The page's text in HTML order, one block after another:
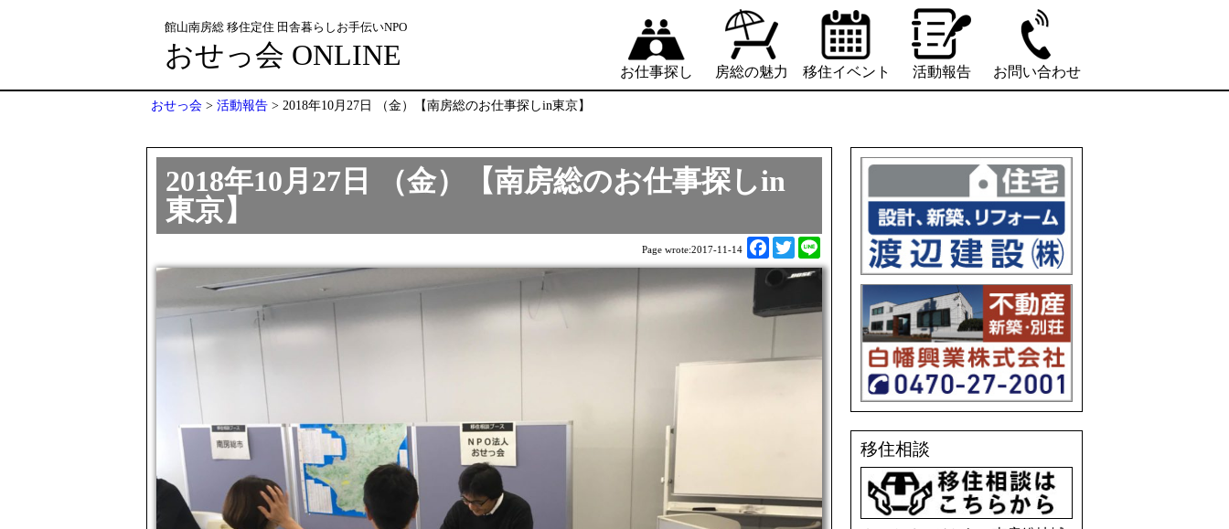
館山南房総 移住定住 田舎暮らしお手伝いNPO
おせっ会 ONLINE
お仕事探し 房総の魅力 移住イベント 活動報告 お問い合わせ
おせっ会 > 活動報告 > 2018年10月27日 （金）【南房総のお仕事探しin東京】
2018年10月27日 （金）【南房総のお仕事探しin
東京】
Page wrote:2017-11-14
F
a
e
o
T
w
t
e
i
e
移住相談